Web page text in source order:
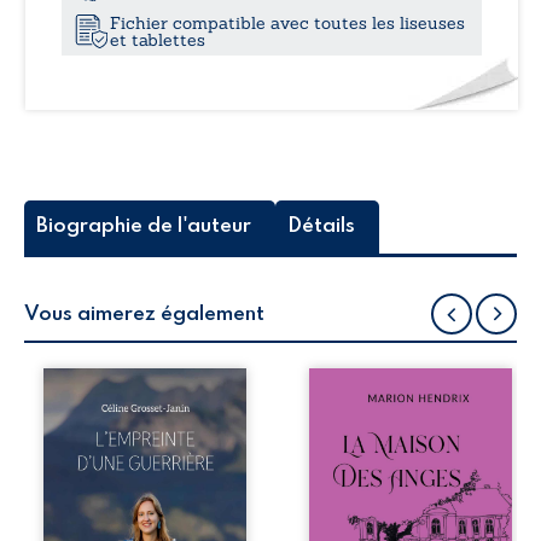
Fichier compatible avec toutes les liseuses
et tablettes
Biographie de l'auteur Détails
Vous aimerez également
Que reste-t-il de
l’enfance lorsque
la maladie impose
ses propres règles
? L’empreinte
d’une guerrière
livre, sans détour,
Nous sommes en
après le décès du
patriarche
Anatole-Eustache.
La famille devra
affronter non